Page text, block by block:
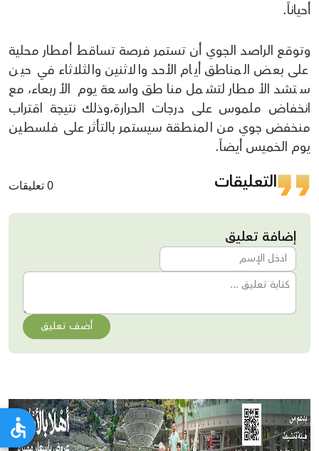
أحياناً.
وتوقع الراصد الجوي أن تستمر فرصة تساقط أمطار محلية
على بعض المناطق أيام الأحد والاثنين والثلاثاء في حين
ستشد الأمطار لتشمل مناطق واسعة يوم الأربعاء، مع
انخفاض ملموس على درجات الحرارة،وذلك نتيجة اقتراب
منخفض جوي من المنطقة سيستمر بالتأثر على فلسطين
يوم الخميس أيضاً.
التعليقات 0 تعليقات
إضافة تعليق
أضف تعليق